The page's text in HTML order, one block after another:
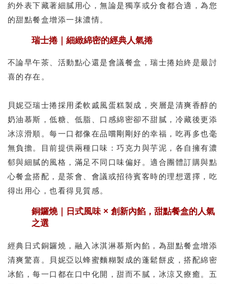
約外表下藏著細膩用心，無論是獨享或分食都合適，為您
的甜點餐盒增添一抹濃情。
瑞士捲｜細緻綿密的經典人氣捲
不論早午茶、活動點心還是會議餐盒，瑞士捲始終是最討
喜的存在。
貝妮亞瑞士捲採用柔軟戚風蛋糕製成，夾層是清爽香醇的
奶油慕斯，低糖、低脂、口感綿密卻不甜膩，冷藏後更添
冰涼滑順。每一口都像在品嚐剛剛好的幸福，吃再多也毫
無負擔。目前提供兩種口味：巧克力與芋泥，各自擁有濃
郁與細膩的風格，滿足不同口味偏好。適合團體訂購與點
心餐盒搭配，是茶會、會議或招待賓客時的理想選擇，吃
得出用心，也看得見質感。
銅鑼燒｜日式風味 × 創新內餡，甜點餐盒的人氣
之選
經典日式銅鑼燒，融入冰淇淋慕斯內餡，為甜點餐盒增添
清爽驚喜。貝妮亞以蜂蜜麵糊製成的蓬鬆餅皮，搭配綿密
冰餡，每一口都在口中化開，甜而不膩，冰涼又療癒。五